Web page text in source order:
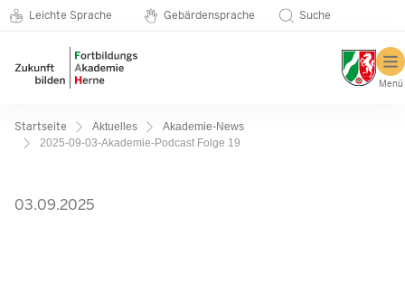
Direkt zum Inhalt Seminarkatalog
Metanavigation
Leichte Sprache Gebärdensprache Suche
Menü
Pfadnavigation
Startseite Aktuelles
Akademie-News
2025-09-03-Akademie-Podcast Folge 19
2025-09-03-Akademie-
03.09.2025